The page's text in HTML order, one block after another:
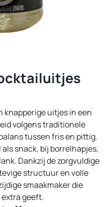
knapperige uitjes in een
volgens traditionele
tussen fris en pittig.
snack, bij borrelhapjes,
Dankzij de zorgvuldige
structuur en volle
smaakmaker die
geeft.